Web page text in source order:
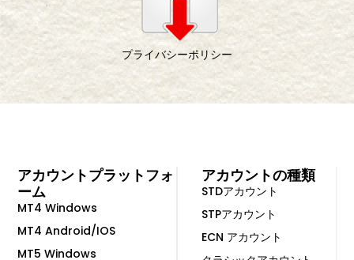
プライバシーポリシー
アカウントの種類
STDアカウント
STPアカウント
ECN アカウント
アカウントプラットフォ
ーム
MT4 Windows
MT4 Android/IOS
MT5 Windows